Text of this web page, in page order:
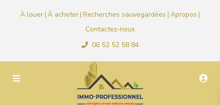
À louer| À acheter| Recherches sauvegardées | Apropos |
Contactez-nous
06 52 52 58 84